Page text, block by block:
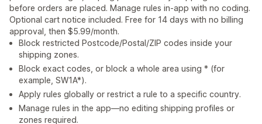
before orders are placed. Manage rules in-app with no coding.
Optional cart notice included. Free for 14 days with no billing
approval, then $5.99/month.
Block restricted Postcode/Postal/ZIP codes inside your
shipping zones.
Block exact codes, or block a whole area using * (for
example, SW1A*).
Apply rules globally or restrict a rule to a specific country.
Manage rules in the app—no editing shipping profiles or
zones required.